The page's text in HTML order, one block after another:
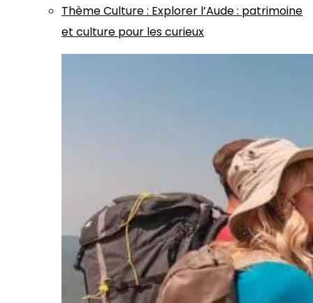
ThèmeCulture: Explorer l’Aude : patrimoine
et culture pour les curieux